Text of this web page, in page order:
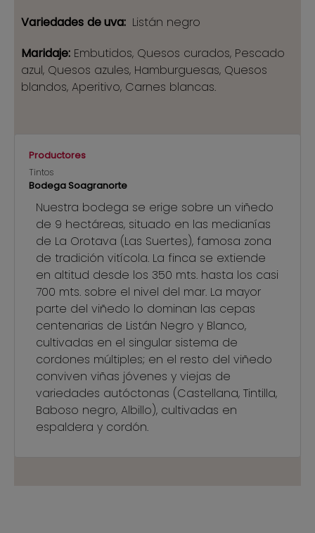
Variedades de uva: Listán negro
Maridaje: Embutidos, Quesos curados, Pescado
azul, Quesos azules, Hamburguesas, Quesos
blandos, Aperitivo, Carnes blancas.
Productores
Tintos
Bodega Soagranorte
Nuestra bodega se erige sobre un viñedo
de 9 hectáreas, situado en las medianías
de La Orotava (Las Suertes), famosa zona
de tradición vitícola. La finca se extiende
en altitud desde los 350 mts. hasta los casi
700 mts. sobre el nivel del mar. La mayor
parte del viñedo lo dominan las cepas
centenarias de Listán Negro y Blanco,
cultivadas en el singular sistema de
cordones múltiples; en el resto del viñedo
conviven viñas jóvenes y viejas de
variedades autóctonas (Castellana, Tintilla,
Baboso negro, Albillo), cultivadas en
espaldera y cordón.